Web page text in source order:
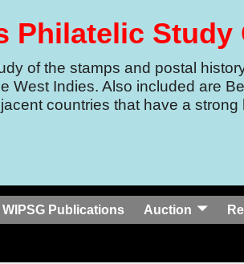
Philatelic Study
of the stamps and postal
West Indies. Also included are
countries that have a strong
WIPSG Publications Auction